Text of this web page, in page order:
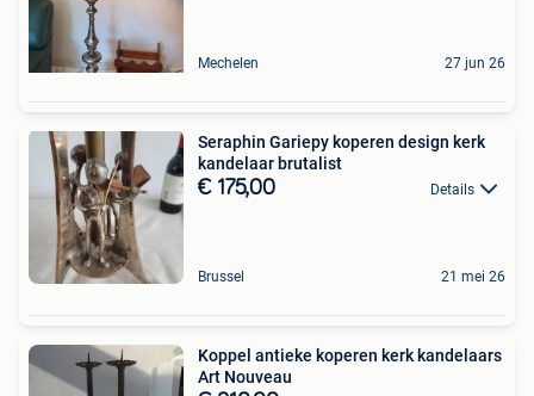
Mechelen 27 jun 26
Seraphin Gariepy koperen design kerk
kandelaar brutalist
€ 175,00 Details
Brussel 21 mei 26
Koppel antieke koperen kerk kandelaars
Art Nouveau